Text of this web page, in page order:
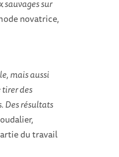
sauvages sur
novatrice,
mais aussi
des
Des résultats
du travail